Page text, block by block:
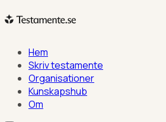
Hem
Skriv testamente
Organisationer
Kunskapshub
Om